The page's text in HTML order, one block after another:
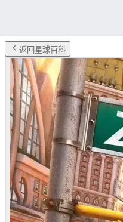
返回星球百科